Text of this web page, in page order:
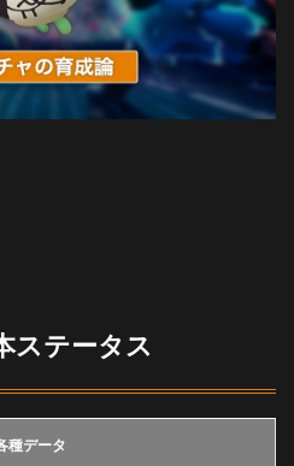
ステータス
種データ